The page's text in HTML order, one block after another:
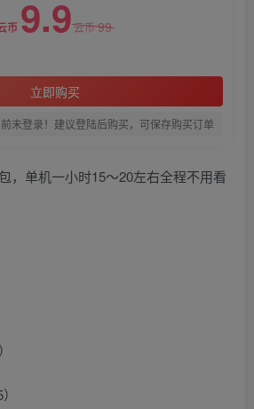
币 9.9云币99
立即购买
未登录！建议登陆后购买，可保存购买订单
，单机一小时15～20左右全程不用看